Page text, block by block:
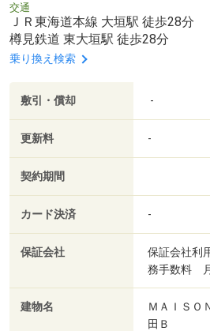
交通
ＪＲ東海道本線 大垣駅 徒歩28分
樽見鉄道 東大垣駅 徒歩28分
乗り換え検索
敷引・償却 -
更新料 -
契約期間
カード決済 -
保証会社
保証会社利
務手数料
建物名
ＭＡＩＳＯ
田Ｂ